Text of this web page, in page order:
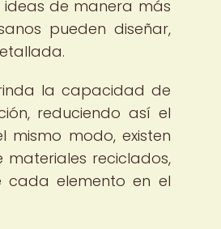
ideas de manera más
pueden diseñar,
la capacidad de
reduciendo así el
mismo modo, existen
reciclados,
cada elemento en el